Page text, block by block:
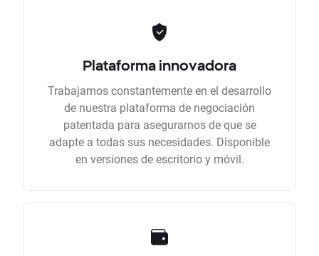
Plataforma innovadora
Trabajamos constantemente en el desarrollo
de nuestra plataforma de negociación
patentada para asegurarnos de que se
adapte a todas sus necesidades. Disponible
en versiones de escritorio y móvil.